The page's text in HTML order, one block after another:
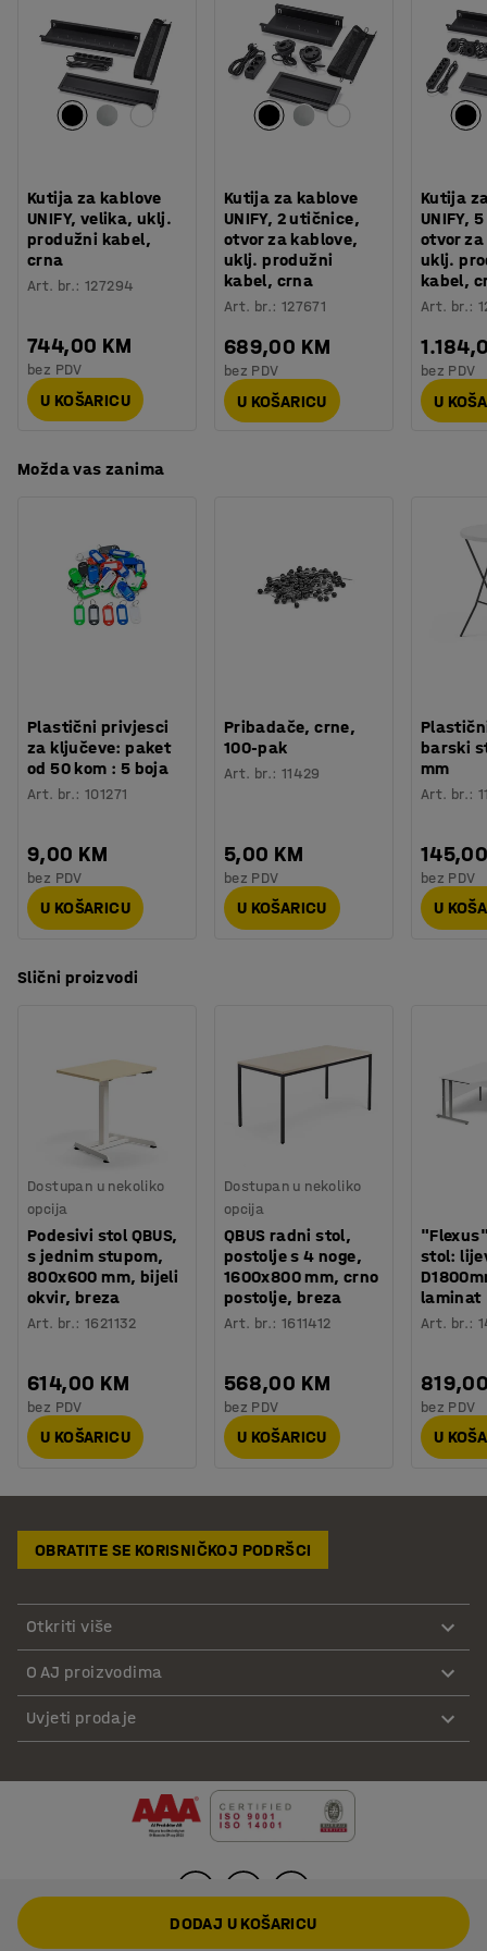
Opremite ga pločom s prednje strane koja skriva
predmete kao što su žice ili kablovi.
Potreban vam je prostor za spremanje? Namještaj iz
asortimana QBUS je dizajniran tako da se međusobno
Broj za boju postolja
RAL 9005
Materijal postolja:
Potreban broj osoba
Procjena vremena
Težina:
Testirano: EN 527-1, EN 527-2, EN 527-3
Kutija za kablove
UNIFY, velika, uklj.
produžni kabel,
crna
Art. br.:127294
744,00 KM
bez PDV
U KOŠARICU
Kutija za kablove
UNIFY, 2 utičnice,
otvor za kablove,
uklj. produžni
kabel, crna
Art. br.: 127671
689,00 KM
bez PDV
U KOŠARICU
Kutija
UNIFY,
otvor
uklj.
kabel,
Art. br.:
bez PDV
U
Možda vas zanima
Plastični privjesci
za ključeve: paket
od 50 kom : 5 boja
Art. br.:101271
9,00 KM
bez PDV
U KOŠARICU
Pribadače, crne,
100-pak
Art. br.: 11429
5,00 KM
bez PDV
U KOŠARICU
barski
mm
Art. br.:
bez PDV
U
Slični proizvodi
Dostupan u nekoliko
opcija
Podesivi stol QBUS,
s jednim stupom,
800x600 mm, bijeli
okvir, breza
Art. br.:1621132
614,00 KM
bez PDV
U KOŠARICU
Dostupan u nekoliko
opcija
QBUS radni stol,
postolje s 4 noge,
1600x800 mm, crno
postolje, breza
Art. br.: 1611412
568,00 KM
bez PDV
U KOŠARICU
stol:
laminat
Art. br.:
bez PDV
U
OBRATITE SE KORISNIČKOJ PODRŠCI
Otkriti više
O AJ proizvodima
Uvjeti prodaje
DODAJ U KOŠARICU